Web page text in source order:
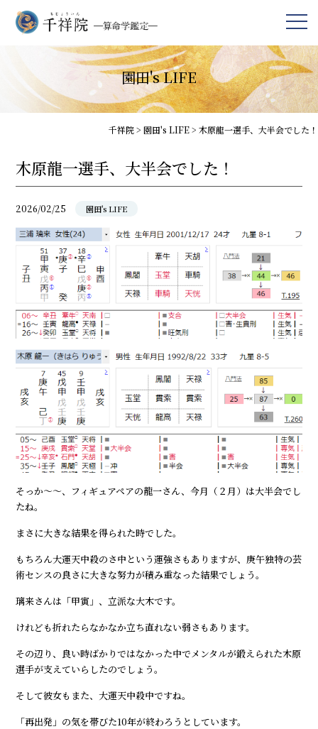
園田's LIFE
千祥院> 園田's LIFE> 木原龍一選手、大半会でした！
木原龍一選手、大半会でした！
2026/02/25 園田's LIFE
そっか～～、フィギュアペアの龍一さん、今月（２月）は大半会でし
たね。
まさに大きな結果を得られた時でした。
もちろん大運天中殺のさ中という運強さもありますが、庚午独特の芸
術センスの良さに大きな努力が積み重なった結果でしょう。
璃来さんは「甲寅」、立派な大木です。
けれども折れたらなかなか立ち直れない弱さもあります。
その辺り、良い時ばかりではなかった中でメンタルが鍛えられた木原
選手が支えていらしたのでしょう。
そして彼女もまた、大運天中殺中ですね。
「再出発」の気を帯びた10年が終わろうとしています。